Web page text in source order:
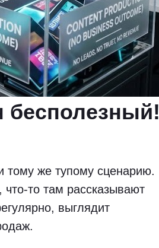
бесполезный!
тому же тупому сценарию.
то там рассказывают
выглядит